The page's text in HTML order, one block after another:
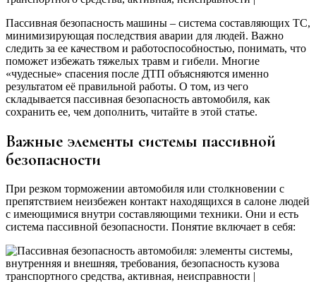
Пассивная безопасность машины – система составляющих ТС,
минимизирующая последствия аварии для людей. Важно
следить за ее качеством и работоспособностью, понимать, что
поможет избежать тяжелых травм и гибели. Многие
«чудесные» спасения после ДТП объясняются именно
результатом её правильной работы. О том, из чего
складывается пассивная безопасность автомобиля, как
сохранить ее, чем дополнить, читайте в этой статье.
Важные элементы системы пассивной
безопасности
При резком торможении автомобиля или столкновении с
препятствием неизбежен контакт находящихся в салоне людей
с имеющимися внутри составляющими техники. Они и есть
система пассивной безопасности. Понятие включает в себя: